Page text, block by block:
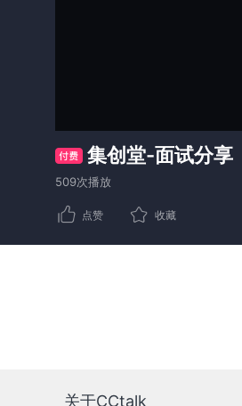
集创堂-面试分享
509次播放
点赞 收藏
关于CCtalk